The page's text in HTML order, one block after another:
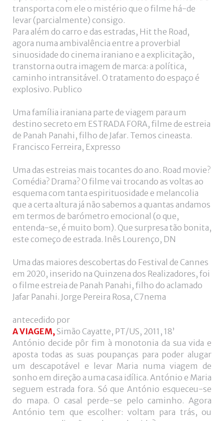
transporta com ele o mistério que o filme há-de
levar (parcialmente) consigo.
Para além do carro e das estradas, Hit the Road,
agora numa ambivalência entre a proverbial
sinuosidade do cinema iraniano e a explicitação,
transtorna outra imagem de marca: a política,
caminho intransitável. O tratamento do espaço é
explosivo. Publico
Uma família iraniana parte de viagem para um
destino secreto em ESTRADA FORA, filme de estreia
de Panah Panahi, filho de Jafar. Temos cineasta.
Francisco Ferreira, Expresso
Uma das estreias mais tocantes do ano. Road movie?
Comédia? Drama? O filme vai trocando as voltas ao
esquema com tanta espirituosidade e melancolia
que a certa altura já não sabemos a quantas andamos
em termos de barómetro emocional (o que,
entenda-se, é muito bom). Que surpresa tão bonita,
este começo de estrada. Inês Lourenço, DN
Uma das maiores descobertas do Festival de Cannes
em 2020, inserido na Quinzena dos Realizadores, foi
o filme estreia de Panah Panahi, filho do aclamado
Jafar Panahi. Jorge Pereira Rosa, C7nema
antecedido por
A VIAGEM, Simão Cayatte, PT/US, 2011, 18’
António decide pôr fim à monotonia da sua vida e
aposta todas as suas poupanças para poder alugar
um descapotável e levar Maria numa viagem de
sonho em direção a uma casa idílica. António e Maria
seguem estrada fora. Só que António esqueceu-se
do mapa. O casal perde-se pelo caminho. Agora
António tem que escolher: voltam para trás, ou